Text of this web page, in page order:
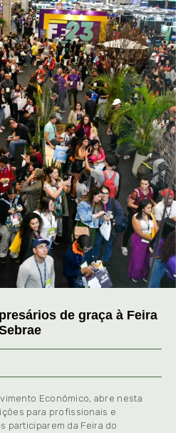
de graça à Feira
Econômico, abre nesta
para profissionais e
participarem da Feira do